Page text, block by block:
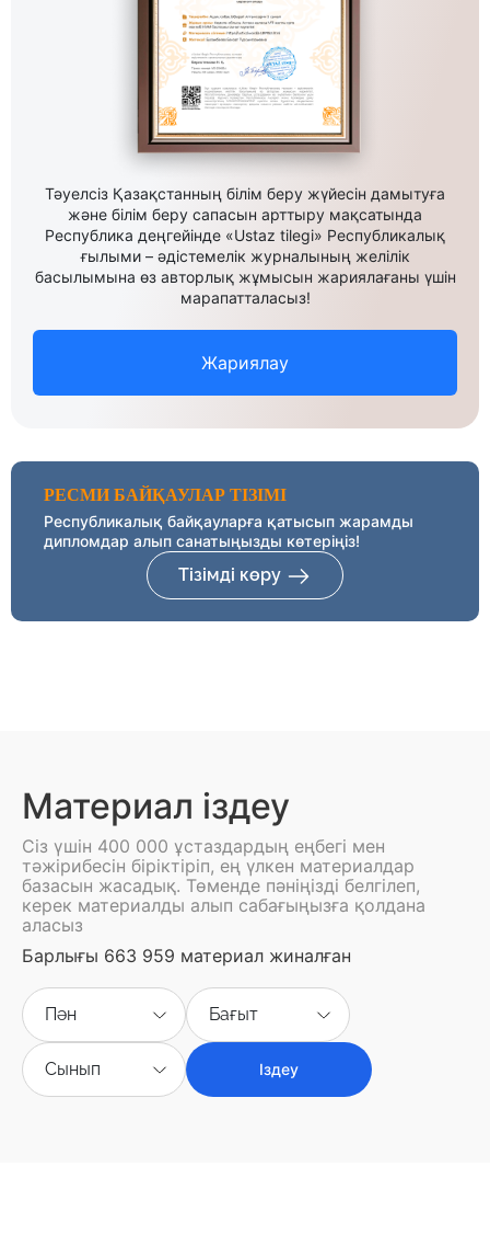
Тәуелсіз Қазақстанның білім беру жүйесін дамытуға
және білім беру сапасын арттыру мақсатында
Республика деңгейінде «Ustaz tilegi» Республикалық
ғылыми – әдістемелік журналының желілік
басылымына өз авторлық жұмысын жариялағаны үшін
марапатталасыз!
Жариялау
РЕСМИ БАЙҚАУЛАР ТІЗІМІ
Республикалық байқауларға қатысып жарамды
дипломдар алып санатыңызды көтеріңіз!
Тізімді көру
Материал іздеу
Сіз үшін 400 000 ұстаздардың еңбегі мен
тәжірибесін біріктіріп, ең үлкен материалдар
базасын жасадық. Төменде пәніңізді белгілеп,
керек материалды алып сабағыңызға қолдана
аласыз
Барлығы 663 959 материал жиналған
Пән Бағыт
Сынып Іздеу